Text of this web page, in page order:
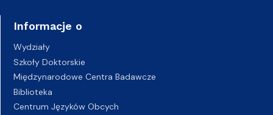
Informacje o
Wydziały
Szkoły Doktorskie
Międzynarodowe Centra Badawcze
Biblioteka
Centrum Języków Obcych